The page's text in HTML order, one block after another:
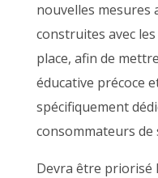
nouvelles mesures
construites avec
place, afin de
éducative précoce
spécifiquement
consommateurs de
Devra être priorisé